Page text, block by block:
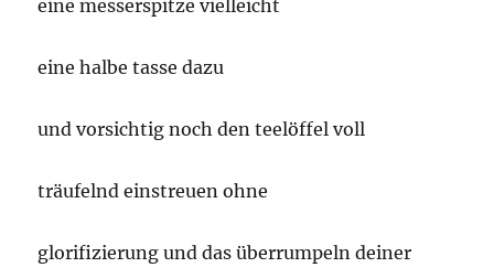
eine messerspitze vielleicht
eine halbe tasse dazu
und vorsichtig noch den teelöffel voll
träufelnd einstreuen ohne
glorifizierung und das überrumpeln deiner